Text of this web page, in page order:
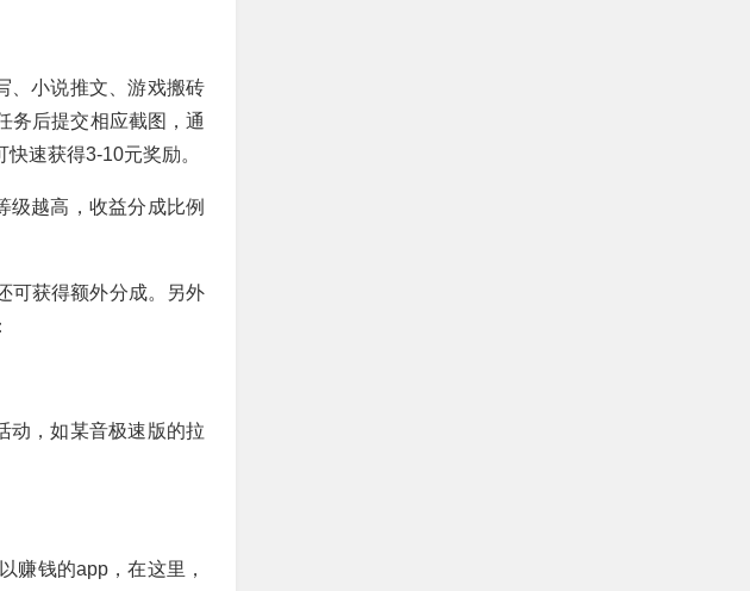
、小说推文、游戏搬砖
务后提交相应截图，通
速获得3-10元奖励。
级越高，收益分成比例
可获得额外分成。另外
动，如某音极速版的拉
赚钱的app，在这里，